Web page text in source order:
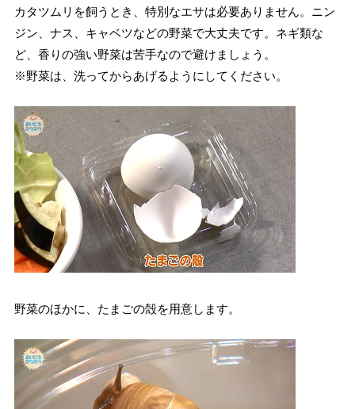
カタツムリを飼うとき、特別なエサは必要ありません。ニン
ジン、ナス、キャベツなどの野菜で大丈夫です。ネギ類な
ど、香りの強い野菜は苦手なので避けましょう。
※野菜は、洗ってからあげるようにしてください。
野菜のほかに、たまごの殻を用意します。